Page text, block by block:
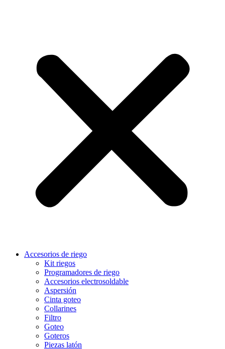
Accesorios de riego
Kit riegos
Programadores de riego
Accesorios electrosoldable
Aspersión
Cinta goteo
Collarines
Filtro
Goteo
Goteros
Piezas latón